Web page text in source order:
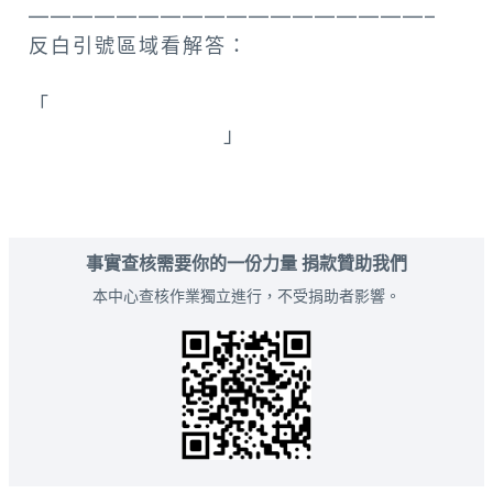
——————————————————–
反白引號區域看解答：
「
」
事實查核需要你的一份力量 捐款贊助我們
本中心查核作業獨立進行，不受捐助者影響。